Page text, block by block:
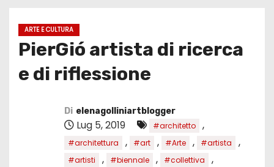
ARTE E CULTURA
PierGió artista di ricerca
e di riflessione
Di elenagolliniartblogger
Lug 5, 2019 #architetto ,
#architettura , #art , #Arte , #artista ,
#artisti , #biennale , #collettiva ,